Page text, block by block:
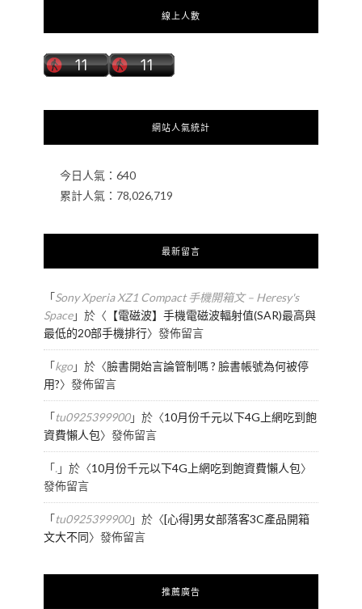
線上人數
網站人氣統計
今日人氣： 640
累計人氣： 78,026,719
最新留言
「Sony Xperia XZ1 Compact 手機開箱文 – Heresy's
Space」於〈 【電磁波】手機電磁波輻射值(SAR)最高與
最低的20部手機排行〉發佈留言
「kgo」於〈臉書開始言論管制嗎 ? 臉書帳號為何被停
用?〉發佈留言
「tu0925399900」於〈10月份千元以下4G上網吃到飽
資費懶人包〉發佈留言
「.」於〈10月份千元以下4G上網吃到飽資費懶人包〉
發佈留言
「tu0925399900」於〈[心得]男女部落客3C產品開箱
文大不同〉發佈留言
推薦廣告